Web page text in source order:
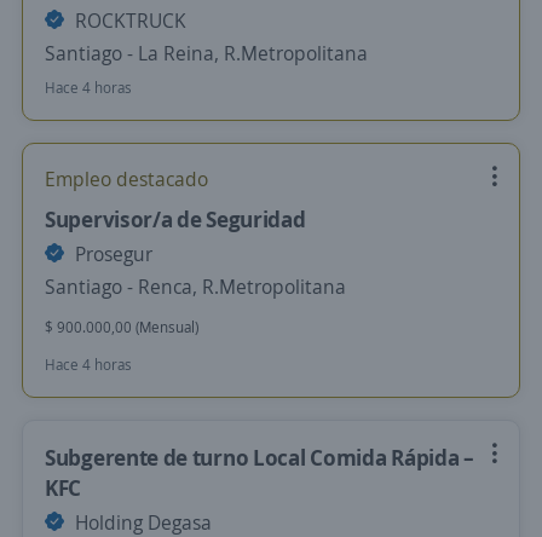
ROCKTRUCK
Santiago - La Reina, R.Metropolitana
Hace 4 horas
Empleo destacado
Supervisor/a de Seguridad
Prosegur
Santiago - Renca, R.Metropolitana
$ 900.000,00 (Mensual)
Hace 4 horas
Subgerente de turno Local Comida Rápida –
KFC
Holding Degasa